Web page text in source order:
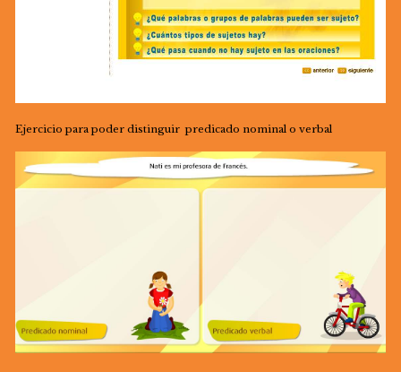
Ejercicio para poder distinguir predicado nominal o verbal